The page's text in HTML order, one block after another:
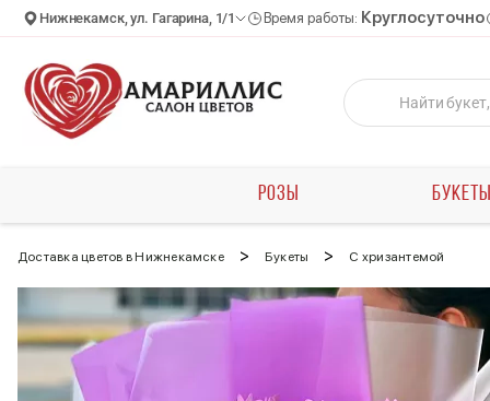
Нижнекамск, ул. Гагарина, 1/1 Время работы: Круглосуточно
РОЗЫ
Доставка цветов в Нижнекамске > Букеты > С хризантемой